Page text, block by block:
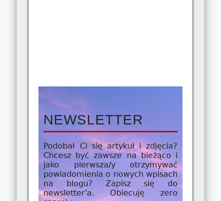
NEWSLETTER
Podobał Ci się artykuł i zdjęcia?
Chcesz być zawsze na bieżąco i
jako pierwsza/yotrzymywać
powiadomienia o nowych wpisach
na blogu? Zapisz się do
newsletter'a. Obiecuję zero